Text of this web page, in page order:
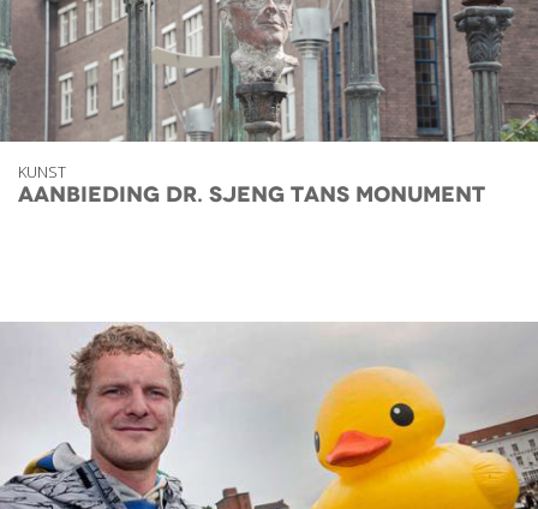
KUNST
Aanbieding Dr. Sjeng Tans Monument